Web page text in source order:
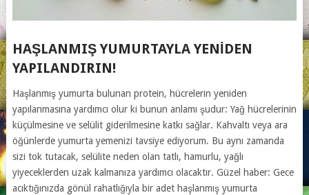
HAŞLANMIŞ YUMURTAYLA YENIDEN
YAPILANDIRIN!
Haşlanmış yumurta bulunan protein, hücrelerin yeniden
yapılanmasına yardımcı olur ki bunun anlamı şudur: Yağ hücrelerinin
küçülmesine ve selülit giderilmesine katkı sağlar. Kahvaltı veya ara
öğünlerde yumurta yemenizi tavsiye ediyorum. Bu aynı zamanda
sizi tok tutacak, selülite neden olan tatlı, hamurlu, yağlı
yiyeceklerden uzak kalmanıza yardımcı olacaktır. Güzel haber: Gece
acıktığınızda gönül rahatlığıyla bir adet haşlanmış yumurta